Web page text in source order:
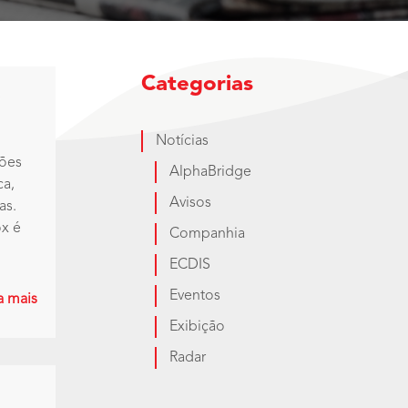
é
mais
Categorias
Notícias
AlphaBridge
Avisos
Companhia
ECDIS
Eventos
Exibição
Radar